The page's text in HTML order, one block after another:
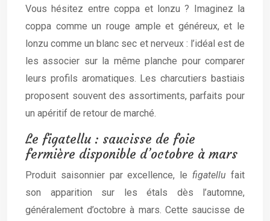
Vous hésitez entre coppa et lonzu ? Imaginez la
coppa comme un rouge ample et généreux, et le
lonzu comme un blanc sec et nerveux : l’idéal est de
les associer sur la même planche pour comparer
leurs profils aromatiques. Les charcutiers bastiais
proposent souvent des assortiments, parfaits pour
un apéritif de retour de marché.
Le figatellu : saucisse de foie
fermière disponible d’octobre à mars
Produit saisonnier par excellence, lefigatellu fait
son apparition sur les étals dès l’automne,
généralement d’octobre à mars. Cette saucisse de